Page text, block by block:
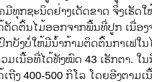
ມີທຸກຊະນິດຢ່າງເດັດຂາດ ຈິ່ງເຮັດ
ດຕົ້ນໄມ້ອອກຈາກພື້ນທີ່ປູກ ເນື່ອງ
ກບັງບໍ່ໃຫ້ມີນໍ້າກ້າມຕິດຕົ້ນກາເຟໃ
ມເນື້ອທີ່ໄດ້ທັງໝົດ 43 ເຮັກຕາ. ໃ
ເຖີງ 400-500 ກິໂລ ໂດຍອີງຕາ